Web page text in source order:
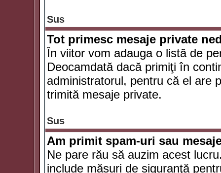
Sus
Tot primesc mesaje private
În viitor vom adauga o listă de
Deocamdată dacă primiţi în
administratorul, pentru că el are
trimită mesaje private.
Sus
Am primit spam-uri sau
Ne pare rău să auzim acest
include măsuri de siguranţă